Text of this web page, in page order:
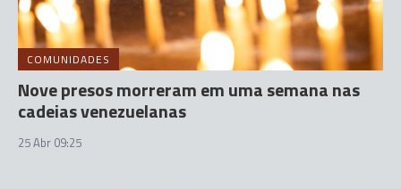
COMUNIDADES
Nove presos morreram em uma semana nas
cadeias venezuelanas
25 Abr 09:25